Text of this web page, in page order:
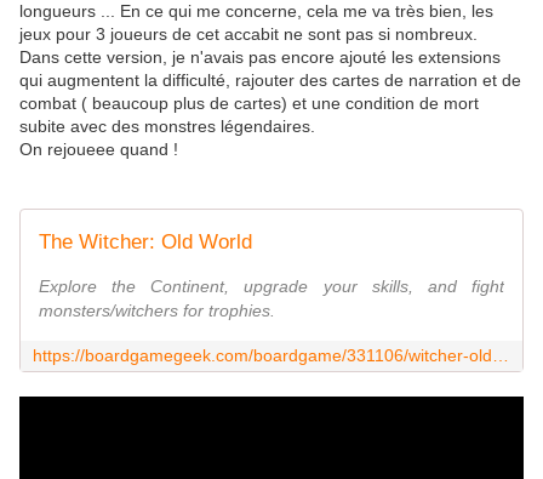
longueurs ... En ce qui me concerne, cela me va très bien, les
jeux pour 3 joueurs de cet accabit ne sont pas si nombreux.
Dans cette version, je n'avais pas encore ajouté les extensions
qui augmentent la difficulté, rajouter des cartes de narration et de
combat ( beaucoup plus de cartes) et une condition de mort
subite avec des monstres légendaires.
On rejoueee quand !
The Witcher: Old World
Explore the Continent, upgrade your skills, and fight
monsters/witchers for trophies.